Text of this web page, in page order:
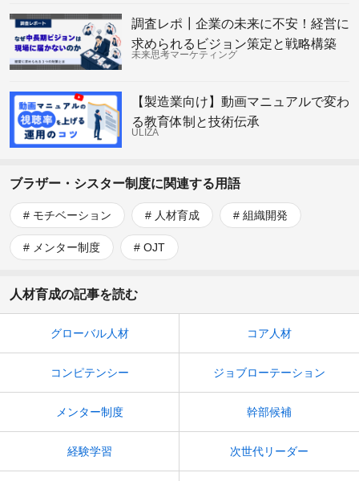
調査レポ┃企業の未来に不安！経営に
求められるビジョン策定と戦略構築
未来思考マーケティング
【製造業向け】動画マニュアルで変わ
る教育体制と技術伝承
ULIZA
ブラザー・シスター制度に関連する用語
モチベーション 人材育成 組織開発
メンター制度 OJT
人材育成の記事を読む
グローバル人材 コア人材
コンピテンシー ジョブローテーション
メンター制度 幹部候補
経験学習 次世代リーダー